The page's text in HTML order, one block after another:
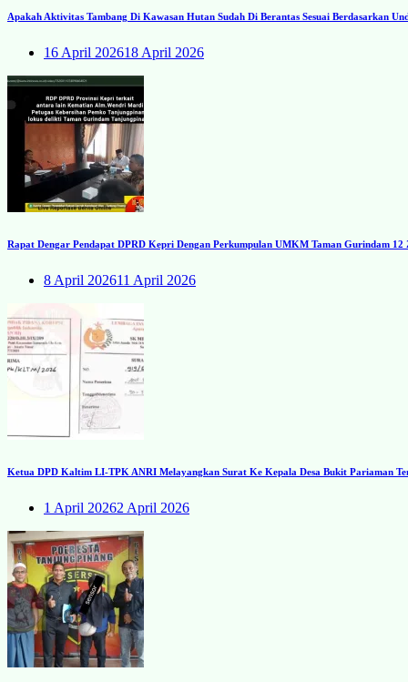
Apakah Aktivitas Tambang Di Kawasan Hutan Sudah Di Berantas Sesuai Berdasarkan
16 April 202618 April 2026
Rapat Dengar Pendapat DPRD Kepri Dengan Perkumpulan UMKM Taman Gurindam
8 April 202611 April 2026
Ketua DPD Kaltim LI-TPK ANRI Melayangkan Surat Ke Kepala Desa Bukit Pariaman
1 April 20262 April 2026